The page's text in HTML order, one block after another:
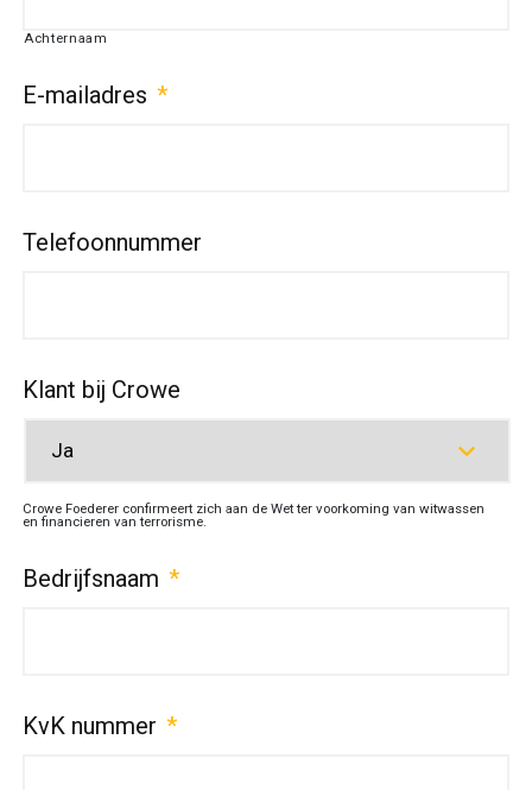
Achternaam
E-mailadres *
Telefoonnummer
Klant bij Crowe
Crowe Foederer confirmeert zich aan de Wet ter voorkoming van witwassen
en financieren van terrorisme.
Bedrijfsnaam *
KvK nummer *